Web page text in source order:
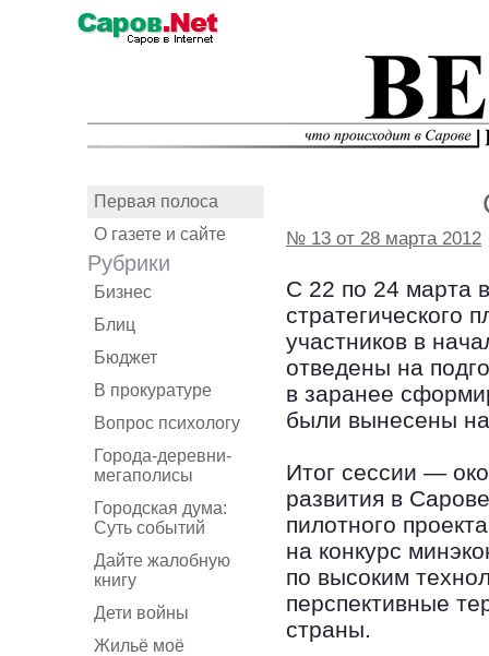
Первая полоса
О газете и сайте
Рубрики
Бизнес
Блиц
Бюджет
В прокуратуре
Вопрос психологу
Города-деревни-
мегаполисы
Городская дума:
Суть событий
Дайте жалобную
книгу
Дети войны
Жильё моё
№ 13 от 28 марта 2012
С 22 по 24 марта
стратегического
участников в
отведены на
в заранее
были вынесены
Итог сессии —
развития в
пилотного
на конкурс
по высоким
перспективные
страны.